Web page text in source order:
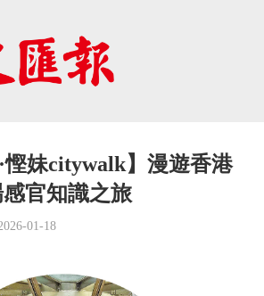
慳妹citywalk】漫遊香港
官知識之旅
01-18